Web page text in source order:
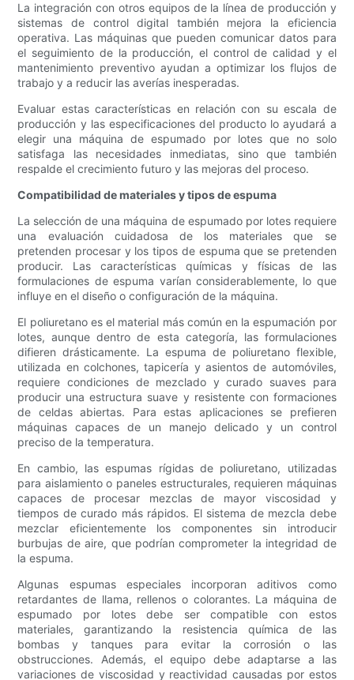
La integración con otros equipos de la línea de producción y
sistemas de control digital también mejora la eficiencia
operativa. Las máquinas que pueden comunicar datos para
el seguimiento de la producción, el control de calidad y el
mantenimiento preventivo ayudan a optimizar los flujos de
trabajo y a reducir las averías inesperadas.
Evaluar estas características en relación con su escala de
producción y las especificaciones del producto lo ayudará a
elegir una máquina de espumado por lotes que no solo
satisfaga las necesidades inmediatas, sino que también
respalde el crecimiento futuro y las mejoras del proceso.
Compatibilidad de materiales y tipos de espuma
La selección de una máquina de espumado por lotes requiere
una evaluación cuidadosa de los materiales que se
pretenden procesar y los tipos de espuma que se pretenden
producir. Las características químicas y físicas de las
formulaciones de espuma varían considerablemente, lo que
influye en el diseño o configuración de la máquina.
El poliuretano es el material más común en la espumación por
lotes, aunque dentro de esta categoría, las formulaciones
difieren drásticamente. La espuma de poliuretano flexible,
utilizada en colchones, tapicería y asientos de automóviles,
requiere condiciones de mezclado y curado suaves para
producir una estructura suave y resistente con formaciones
de celdas abiertas. Para estas aplicaciones se prefieren
máquinas capaces de un manejo delicado y un control
preciso de la temperatura.
En cambio, las espumas rígidas de poliuretano, utilizadas
para aislamiento o paneles estructurales, requieren máquinas
capaces de procesar mezclas de mayor viscosidad y
tiempos de curado más rápidos. El sistema de mezcla debe
mezclar eficientemente los componentes sin introducir
burbujas de aire, que podrían comprometer la integridad de
la espuma.
Algunas espumas especiales incorporan aditivos como
retardantes de llama, rellenos o colorantes. La máquina de
espumado por lotes debe ser compatible con estos
materiales, garantizando la resistencia química de las
bombas y tanques para evitar la corrosión o las
obstrucciones. Además, el equipo debe adaptarse a las
variaciones de viscosidad y reactividad causadas por estos